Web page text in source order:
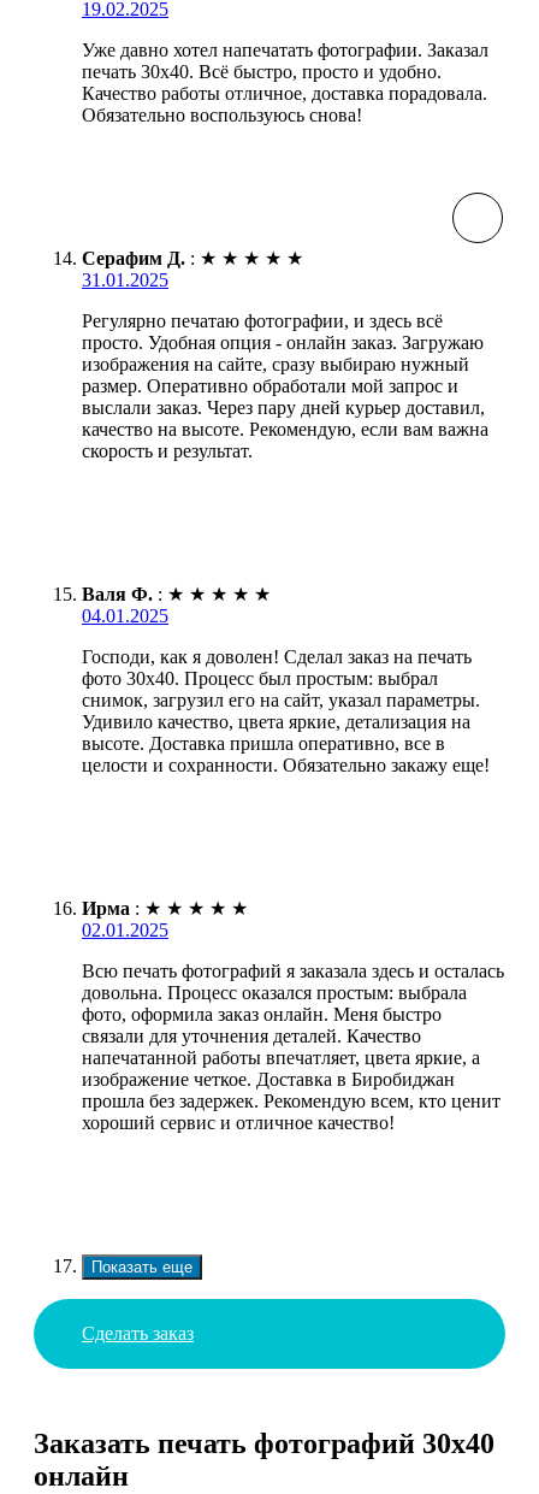
19.02.2025
Уже давно хотел напечатать фотографии. Заказал
печать 30х40. Всё быстро, просто и удобно.
Качество работы отличное, доставка порадовала.
Обязательно воспользуюсь снова!
Серафим Д. : ★ ★ ★ ★ ★
31.01.2025
Регулярно печатаю фотографии, и здесь всё
просто. Удобная опция - онлайн заказ. Загружаю
изображения на сайте, сразу выбираю нужный
размер. Оперативно обработали мой запрос и
выслали заказ. Через пару дней курьер доставил,
качество на высоте. Рекомендую, если вам важна
скорость и результат.
Валя Ф. : ★ ★ ★ ★ ★
04.01.2025
Господи, как я доволен! Сделал заказ на печать
фото 30х40. Процесс был простым: выбрал
снимок, загрузил его на сайт, указал параметры.
Удивило качество, цвета яркие, детализация на
высоте. Доставка пришла оперативно, все в
целости и сохранности. Обязательно закажу еще!
Ирма : ★ ★ ★ ★ ★
02.01.2025
Всю печать фотографий я заказала здесь и осталась
довольна. Процесс оказался простым: выбрала
фото, оформила заказ онлайн. Меня быстро
связали для уточнения деталей. Качество
напечатанной работы впечатляет, цвета яркие, а
изображение четкое. Доставка в Биробиджан
прошла без задержек. Рекомендую всем, кто ценит
хороший сервис и отличное качество!
Показать еще
Сделать заказ
Заказать печать фотографий 30х40
онлайн